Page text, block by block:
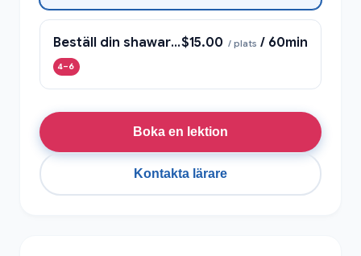
Beställ din shawarma på arabiska$15.00 / plats / 60min
4–6
Boka en lektion
Kontakta lärare